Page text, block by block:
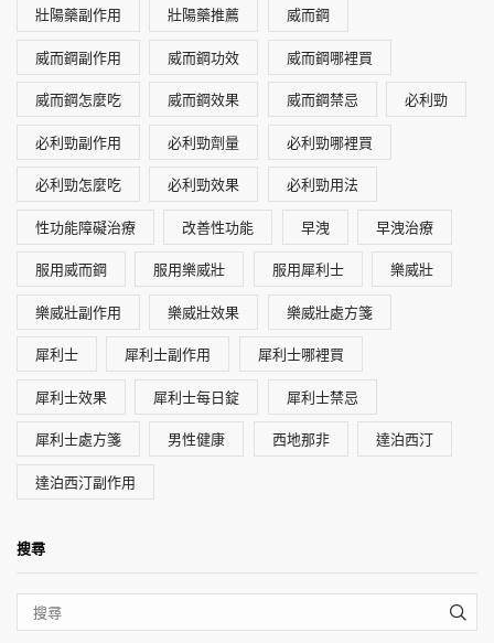
壯陽藥副作用 壯陽藥推薦 威而鋼
威而鋼副作用 威而鋼功效 威而鋼哪裡買
威而鋼怎麼吃 威而鋼效果 威而鋼禁忌 必利勁
必利勁副作用 必利勁劑量 必利勁哪裡買
必利勁怎麼吃 必利勁效果 必利勁用法
性功能障礙治療 改善性功能 早洩 早洩治療
服用威而鋼 服用樂威壯 服用犀利士 樂威壯
樂威壯副作用 樂威壯效果 樂威壯處方箋
犀利士 犀利士副作用 犀利士哪裡買
犀利士效果 犀利士每日錠 犀利士禁忌
犀利士處方箋 男性健康 西地那非 達泊西汀
達泊西汀副作用
搜尋